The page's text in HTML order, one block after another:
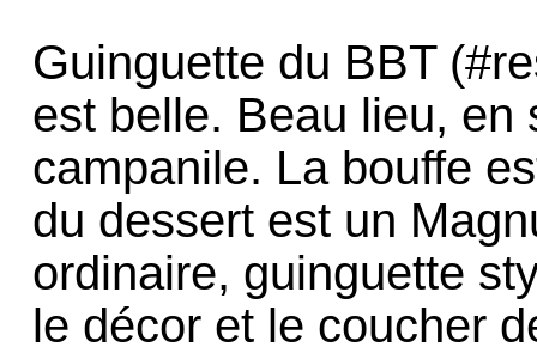
Guinguette du BBT
est belle. Beau lieu, en
campanile. La bouffe
du dessert est un
ordinaire, guinguette
le décor et le coucher